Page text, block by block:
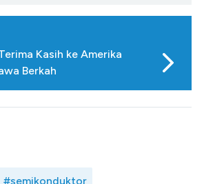
Kasih ke Amerika
Berkah
#semikonduktor